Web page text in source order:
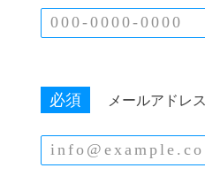
必須 メールアドレス